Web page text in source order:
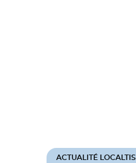
ACTUALITÉ LOCALTIS